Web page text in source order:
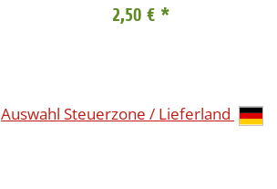
2,50 € *
Auswahl Steuerzone / Lieferland